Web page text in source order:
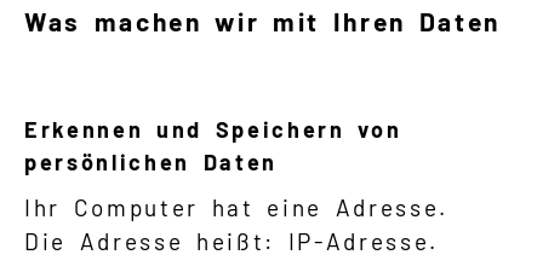
Was machen wir mit Ihren Daten
Erkennen und Speichern von
persönlichen Daten
Ihr Computer hat eine Adresse.
Die Adresse heißt: IP-Adresse.